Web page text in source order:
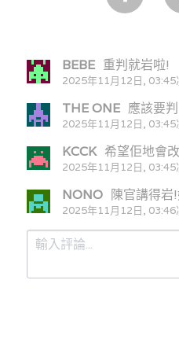
BEBE 重判就岩啦!
2025年11月12日, 03:45
THE ONE 應該要
2025年11月12日, 03:45
KCCK 希望佢地會
2025年11月12日, 03:45
NONO 陳官講得岩
2025年11月12日, 03:46